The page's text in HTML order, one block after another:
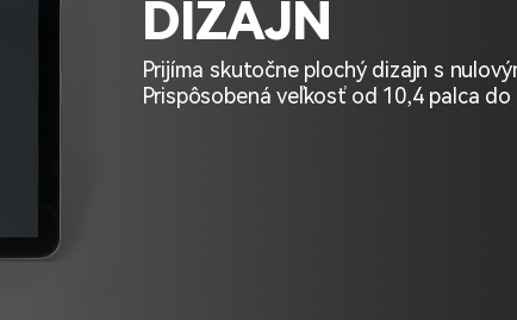
DIZAJN
Prijíma skutočne plochý dizajn s
Prispôsobená veľkosť od 10,4 palca do